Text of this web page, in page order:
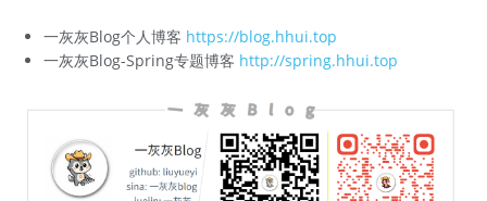
一灰灰Blog个人博客 https://blog.hhui.top
一灰灰Blog-Spring专题博客 http://spring.hhui.top